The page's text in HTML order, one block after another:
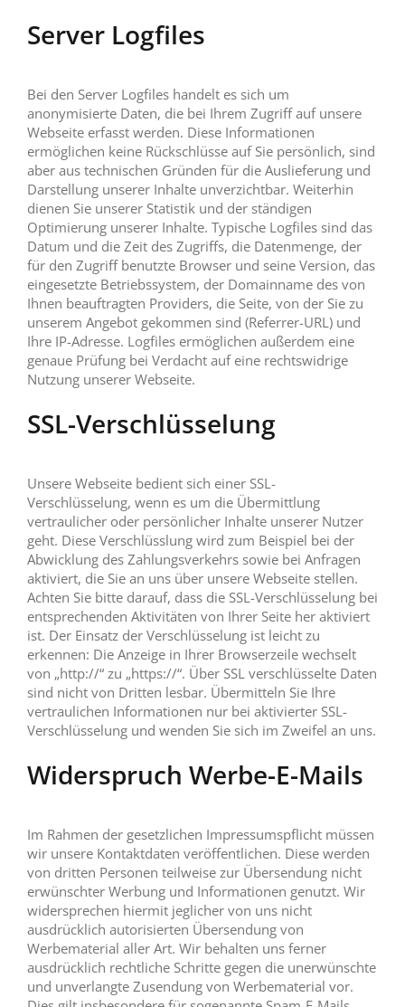
Server Logfiles
Bei den Server Logfiles handelt es sich um
anonymisierte Daten, die bei Ihrem Zugriff auf unsere
Webseite erfasst werden. Diese Informationen
ermöglichen keine Rückschlüsse auf Sie persönlich, sind
aber aus technischen Gründen für die Auslieferung und
Darstellung unserer Inhalte unverzichtbar. Weiterhin
dienen Sie unserer Statistik und der ständigen
Optimierung unserer Inhalte. Typische Logfiles sind das
Datum und die Zeit des Zugriffs, die Datenmenge, der
für den Zugriff benutzte Browser und seine Version, das
eingesetzte Betriebssystem, der Domainname des von
Ihnen beauftragten Providers, die Seite, von der Sie zu
unserem Angebot gekommen sind (Referrer-URL) und
Ihre IP-Adresse. Logfiles ermöglichen außerdem eine
genaue Prüfung bei Verdacht auf eine rechtswidrige
Nutzung unserer Webseite.
SSL-Verschlüsselung
Unsere Webseite bedient sich einer SSL-
Verschlüsselung, wenn es um die Übermittlung
vertraulicher oder persönlicher Inhalte unserer Nutzer
geht. Diese Verschlüsslung wird zum Beispiel bei der
Abwicklung des Zahlungsverkehrs sowie bei Anfragen
aktiviert, die Sie an uns über unsere Webseite stellen.
Achten Sie bitte darauf, dass die SSL-Verschlüsselung bei
entsprechenden Aktivitäten von Ihrer Seite her aktiviert
ist. Der Einsatz der Verschlüsselung ist leicht zu
erkennen: Die Anzeige in Ihrer Browserzeile wechselt
von „http://“ zu „https://“. Über SSL verschlüsselte Daten
sind nicht von Dritten lesbar. Übermitteln Sie Ihre
vertraulichen Informationen nur bei aktivierter SSL-
Verschlüsselung und wenden Sie sich im Zweifel an uns.
Widerspruch Werbe-E-Mails
Im Rahmen der gesetzlichen Impressumspflicht müssen
wir unsere Kontaktdaten veröffentlichen. Diese werden
von dritten Personen teilweise zur Übersendung nicht
erwünschter Werbung und Informationen genutzt. Wir
widersprechen hiermit jeglicher von uns nicht
ausdrücklich autorisierten Übersendung von
Werbematerial aller Art. Wir behalten uns ferner
ausdrücklich rechtliche Schritte gegen die unerwünschte
und unverlangte Zusendung von Werbematerial vor.